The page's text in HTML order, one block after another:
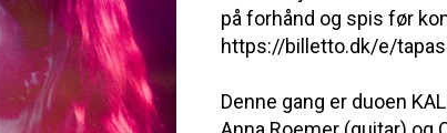
på forhånd og spis før
https://billetto.dk/e/
Denne gang er duoen